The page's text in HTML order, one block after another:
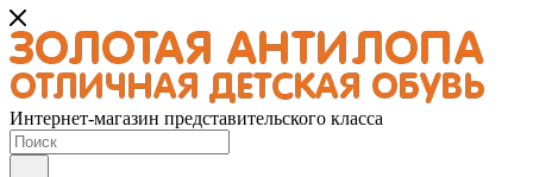
Интернет-магазин представительского класса